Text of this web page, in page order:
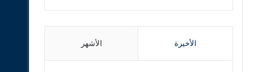
الأخيرة الأشهر